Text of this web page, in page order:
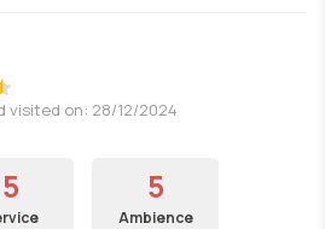
visited on: 28/12/2024
5 5
Ambience